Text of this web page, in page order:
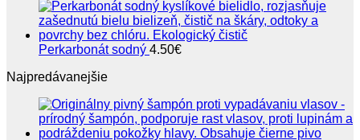
Perkarbonát sodný 4.50€
Najpredávanejšie